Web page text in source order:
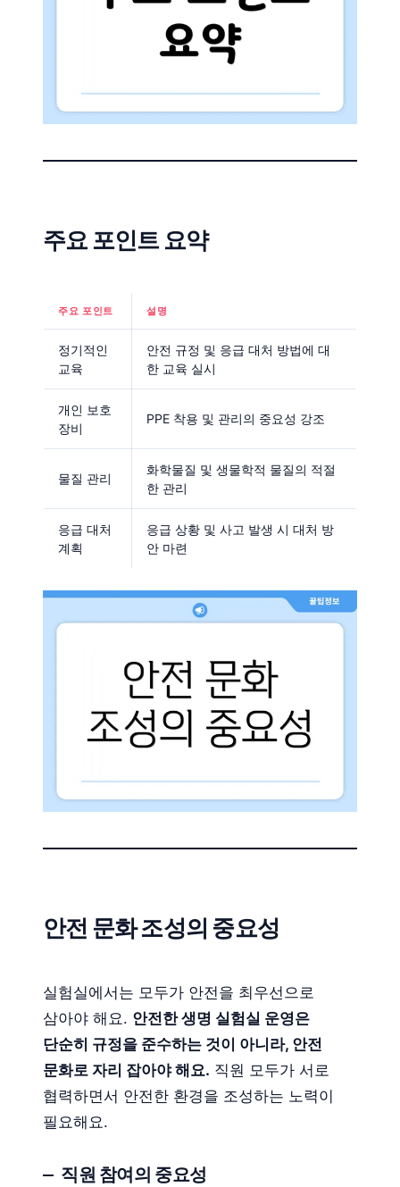
주요 포인트 요약
주요 포인트 설명
정기적인
교육
안전 규정 및 응급 대처 방법에 대
한 교육 실시
개인 보호
장비
PPE 착용 및 관리의 중요성 강조
물질 관리
화학물질 및 생물학적 물질의 적절
한 관리
응급 대처
계획
응급 상황 및 사고 발생 시 대처 방
안 마련
안전 문화 조성의 중요성
실험실에서는 모두가 안전을 최우선으로
삼아야 해요. 안전한 생명 실험실 운영은
단순히 규정을 준수하는 것이 아니라, 안전
문화로 자리 잡아야 해요. 직원 모두가 서로
협력하면서 안전한 환경을 조성하는 노력이
필요해요.
직원 참여의 중요성